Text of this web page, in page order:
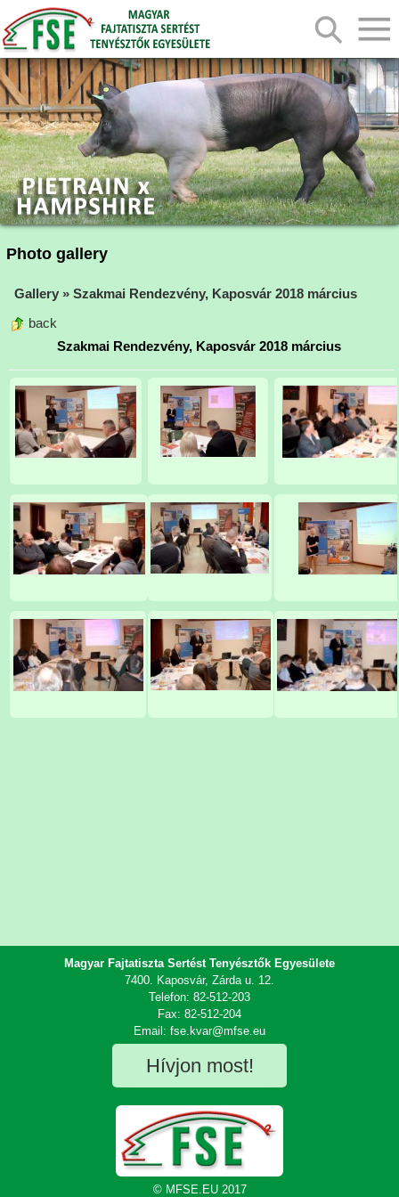
Photo gallery
Gallery» Szakmai Rendezvény, Kaposvár 2018 március
back
Szakmai Rendezvény, Kaposvár 2018 március
Magyar Fajtatiszta Sertést Tenyésztők Egyesülete
7400. Kaposvár, Zárda u. 12.
Telefon: 82-512-203
Fax: 82-512-204
Email: fse.kvar@mfse.eu
Hívjon most!
© MFSE.EU 2017